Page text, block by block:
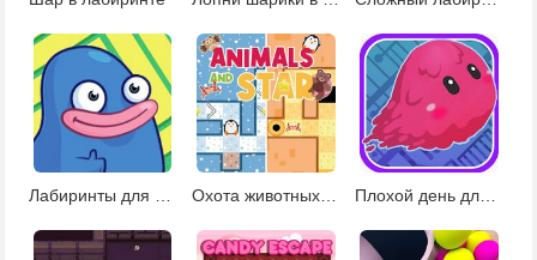
Охота животных на звезды Плохой день для Блобби